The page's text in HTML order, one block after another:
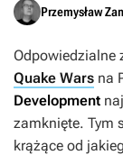
Przemysław
Odpowiedzialne
Quake Wars na
Development
zamknięte. Tym
krążące od